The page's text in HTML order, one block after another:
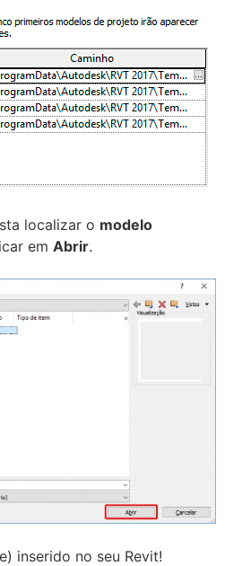
localizar o modelo
em Abrir.
inserido no seu Revit!